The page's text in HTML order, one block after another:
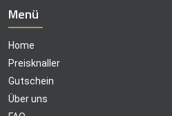
Menü
Home
Preisknaller
Gutschein
Über uns